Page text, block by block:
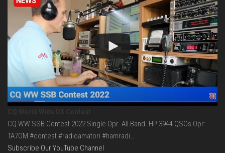
CQ WW SSB Contest 2022 Single Opr. All Band. HP 3944 QSOs Opr:
TA7OM #contest #radioamatori #hamradi…
Subscribe Our YouTube Channel